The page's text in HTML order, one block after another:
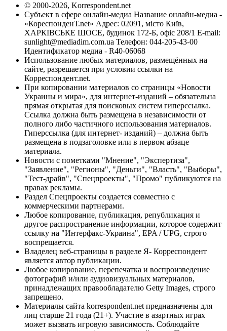
© 2000-2026, Korrespondent.net
Субъект в сфере онлайн-медиа Название онлайн-медиа -
«КореспонденТ.net» Адрес: 02091, місто Київ,
ХАРКІВСЬКЕ ШОСЕ, будинок 172-Б, офіс 208/1 E-mail:
sunlight@mediadim.com.ua Телефон: 044-205-43-00
Идентификатор медиа - R40-06068
Использование любых материалов, размещённых на
сайте, разрешается при условии ссылки на
Корреспондент.net.
При копировании материалов со страницы «Новости
Украины и мира», для интернет-изданий – обязательна
прямая открытая для поисковых систем гиперссылка.
Ссылка должна быть размещена в независимости от
полного либо частичного использования материалов.
Гиперссылка (для интернет- изданий) – должна быть
размещена в подзаголовке или в первом абзаце
материала.
Новости с пометками "Мнение", "Экспертиза",
"Заявление", "Регионы", "Деньги", "Власть", "Выборы",
"Тест-драйв", "Спецпроекты", "Промо" публикуются на
правах рекламы.
Раздел Спецпроекты создается совместно с
коммерческими партнерами.
Любое копирование, публикация, републикация и
другое распространение информации, которое содержит
ссылку на "Интерфакс-Украина", EPA / UPG, строго
воспрещается.
Владелец веб-страницы в разделе Я- Корреспондент
является автор публикации.
Любое копирование, перепечатка и воспроизведение
фотографий и/или аудиовизуальных материалов,
принадлежащих правообладателю Getty Images, строго
запрещено.
Материалы сайта korrespondent.net предназначены для
лиц старше 21 года (21+). Участие в азартных играх
может вызвать игровую зависимость. Соблюдайте